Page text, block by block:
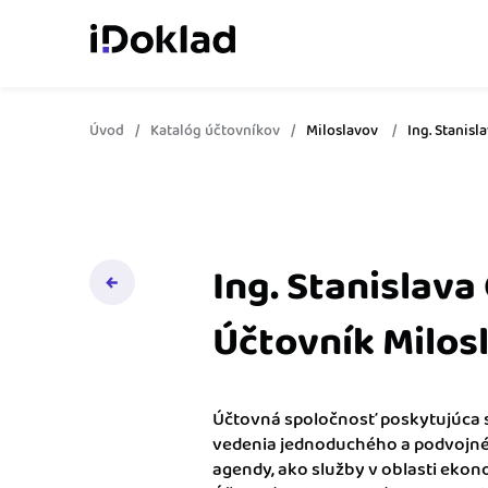
Online fakturácia
Získajte kontrolu nad
obchodnými kontaktmi.
Sledovanie cashflow
Spolupráca s
Dajte účtovníkovi to,
Úvod Katalóg účtovníkov Miloslavov Ing.
Ing. Stanislava
Účtovník
Účtovná spoločnosť poskytujúca
vedenia jednoduchého a
agendy, ako služby v oblasti